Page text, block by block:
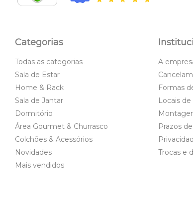
Categorias
Todas as categorias
Sala de Estar
Home & Rack
Sala de Jantar
Dormitório
Área Gourmet & Churrasco
Colchões & Acessórios
Novidades
Mais vendidos
A
Formas
Locais
Prazos
Trocas e